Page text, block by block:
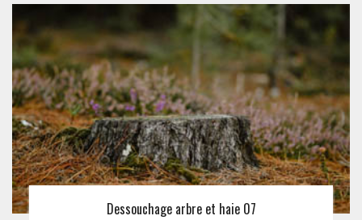
Dessouchage arbre et haie 07